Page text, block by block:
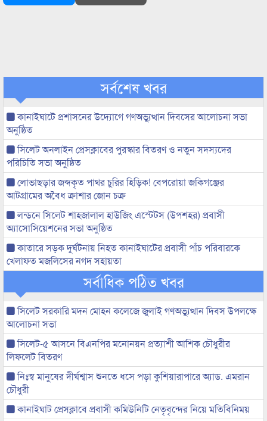
সর্বশেষ খবর
কানাইঘাটে প্রশাসনের উদ্যোগে গণঅভ্যুত্থান দিবসের আলোচনা সভা
অনুষ্ঠিত
সিলেট অনলাইন প্রেসক্লাবের পুরস্কার বিতরণ ও নতুন সদস্যদের
পরিচিতি সভা অনুষ্ঠিত
লোভাছড়ার জব্দকৃত পাথর চুরির হিড়িক! বেপরোয়া জকিগঞ্জের
আটগ্রামের অবৈধ ক্রাশার জোন চক্র
লন্ডনে সিলেট শাহজালাল হাউজিং এস্টেটস (উপশহর) প্রবাসী
অ্যাসোসিয়েশনের সভা অনুষ্ঠিত
কাতারে সড়ক দুর্ঘটনায় নিহত কানাইঘাটের প্রবাসী পাঁচ পরিবারকে
খেলাফত মজলিসের নগদ সহায়তা
সর্বাধিক পঠিত খবর
সিলেট সরকারি মদন মোহন কলেজে জুলাই গণঅভ্যুত্থান দিবস উপলক্ষে
আলোচনা সভা
সিলেট-৫ আসনে বিএনপির মনোনয়ন প্রত্যাশী আশিক চৌধুরীর
লিফলেট বিতরণ
নিঃস্ব মানুষের দীর্ঘশ্বাস শুনতে ধসে পড়া কুশিয়ারাপারে অ্যাড. এমরান
চৌধুরী
কানাইঘাট প্রেসক্লাবে প্রবাসী কমিউনিটি নেতৃবৃন্দের নিয়ে মতিবিনিময়